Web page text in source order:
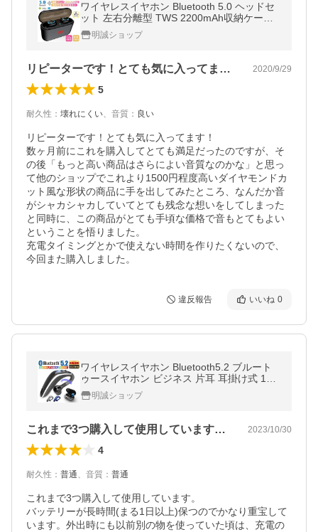
ワイヤレスイヤホン Bluetooth 5.0 ヘッドセ
ット 左右分離型 TWS 2200mAh収納ケース
ノイズキャンセリング 両耳 防水 マイク 運動
【PL保険加入済み製品・安心】
明誠ショップ
リピーターです！とても気に入ってます！… 2020/9/29
5
耐久性 ： 壊れにくい、 音質 ： 良い
リピーターです！とても気に入ってます！
数ヶ月前にこれを購入してとても満足だったのですが、そ
の後「もっと高い商品はさらによい音質なのかな」と思っ
て他のショップでこれより1500円程度高いダイヤモンドカ
ット風な形状の商品に手を出してみたところ、なんだか音
がシャカシャカしていてとても残念な想いをしてしまった
と同時に、この商品がとても手頃な価格で音もとてもよい
ということを悟りました。
充電タイミングとかで使えない時間を作りたくないので、
今回また購入しました。
違反報告 いいね 0
ワイヤレスイヤホン Bluetooth5.2 ブルート
ゥースイヤホン ビジネス 片耳 耳掛け式 110
mAh 左右耳兼用 180°回転 マイク内蔵 【PL
保険加入済み製品・安心】
明誠ショップ
これまで3つ購入して使用しています。バ… 2023/10/30
4
耐久性 ： 普通、 音質 ： 普通
これまで3つ購入して使用しています。
バッテリーが長時間(まる1日以上)保つのでかなり重宝して
います。外出時にも以前別の物を使っていた頃は、充電の